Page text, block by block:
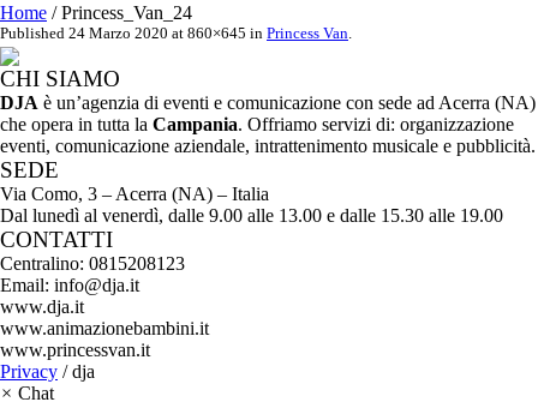
Home /Princess_Van_24
Published 24 Marzo 2020 at 860×645 in Princess Van.
CHI SIAMO
DJA è un’agenzia di eventi e comunicazione con sede ad Acerra (NA)
che opera in tutta la Campania. Offriamo servizi di: organizzazione
eventi, comunicazione aziendale, intrattenimento musicale e pubblicità.
SEDE
Via Como, 3 – Acerra (NA) – Italia
Dal lunedì al venerdì, dalle 9.00 alle 13.00 e dalle 15.30 alle 19.00
CONTATTI
Centralino: 0815208123
Email: info@dja.it
www.dja.it
www.animazionebambini.it
www.princessvan.it
Privacy / dja
× Chat